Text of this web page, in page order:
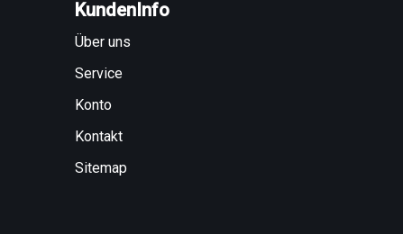
KundenInfo
Über uns
Service
Konto
Kontakt
Sitemap